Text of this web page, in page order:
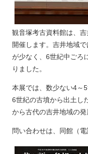
観音塚考古資料館は、
開催します。吉井地域
が少なく、6世紀中ごろ
りました。
本展では、数少ない4～
6世紀の古墳から出土し
から古代の吉井地域の発
問い合わせは、同館（